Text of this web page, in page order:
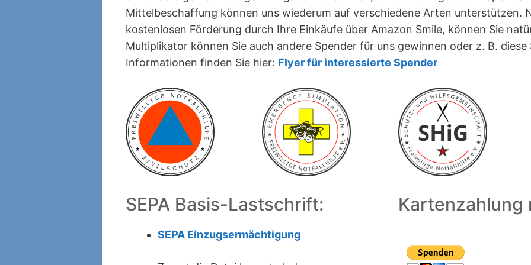
Mittelbeschaffung können uns wiederum auf verschiedene Arten unterstützen.
kostenlosen Förderung durch Ihre Einkäufe über Amazon Smile, können Sie
Multiplikator können Sie auch andere Spender für uns gewinnen oder z. B. diese
Informationen finden Sie hier: Flyer für interessierte Spender
SEPA Basis-Lastschrift:
SEPA Einzugsermächtigung
Kartenzahlung